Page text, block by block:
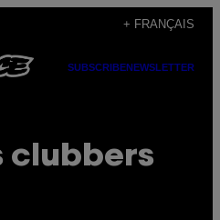
+ FRANÇAIS
SUBSCRIBENEWSLETTER
clubbers